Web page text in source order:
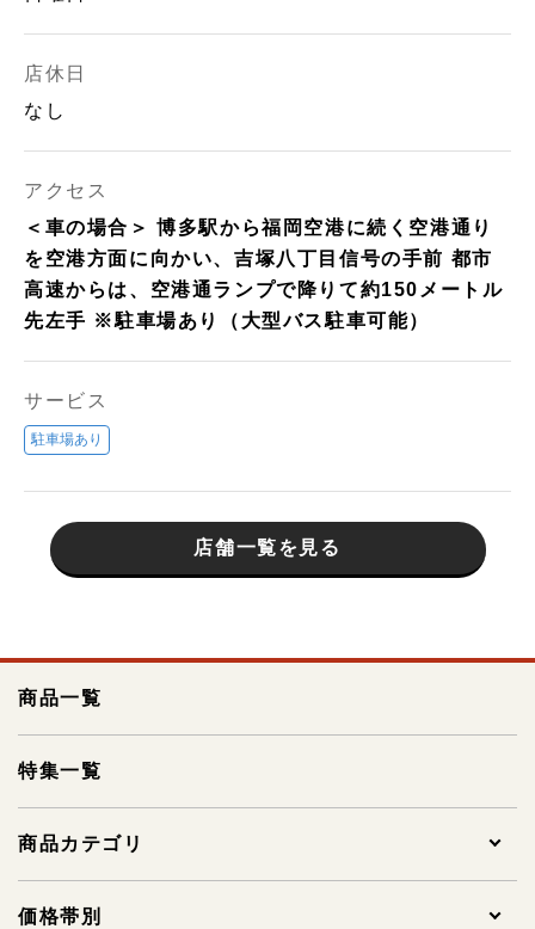
店休日
なし
アクセス
＜車の場合＞ 博多駅から福岡空港に続く空港通り
を空港方面に向かい、吉塚八丁目信号の手前 都市
高速からは、空港通ランプで降りて約150メートル
先左手 ※駐車場あり（大型バス駐車可能）
サービス
駐車場あり
店舗一覧を見る
商品一覧
特集一覧
商品カテゴリ
全ての商品
価格帯別